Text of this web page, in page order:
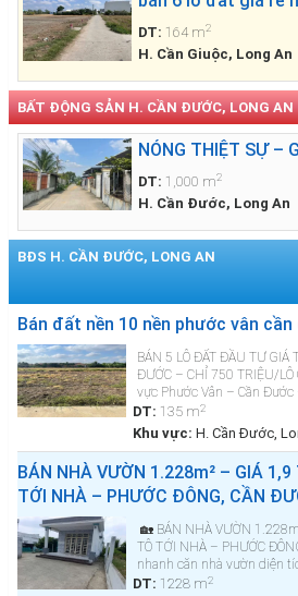
DT: 164 m2
H. Cần Giuộc, Long An
BẤT ĐỘNG SẢN H. CẦN ĐƯỚC, LONG AN
NÓNG THIỆT SỰ –
DT: 1,000 m2
H. Cần Đước, Long An
BĐS H. CẦN ĐƯỚC, LONG AN
Bán đất nền 10 nền phước vân
BÁN 5 LÔ ĐẤT ĐẦU TƯ GIÁ
ĐƯỚC – CHỈ 750 TRIỆU/
vực Phước Vân – Cần
trong tầm giá, phù hợp
DT: 135 m2
Khu vực: H. Cần Đước,
BÁN NHÀ VƯỜN 1.228m² – GIÁ
TỚI NHÀ – PHƯỚC ĐÔNG, CẦN
🏡 BÁN NHÀ VƯỜN
TÔ TỚI NHÀ – PHƯỚC
nhanh căn nhà vườn diện
đang phát triển mạnh –
DT: 1228 m2